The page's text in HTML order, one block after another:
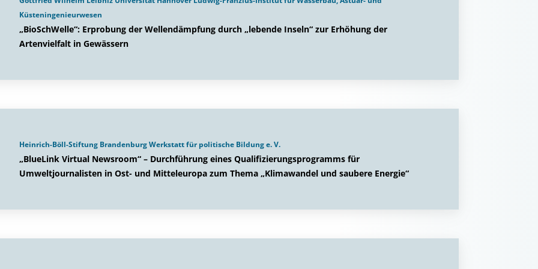
Küsteningenieurwesen
„BioSchWelle“: Erprobung der Wellendämpfung durch „lebende Inseln“ zur Erhöhung der
Artenvielfalt in Gewässern
Heinrich-Böll-Stiftung Brandenburg Werkstatt für politische Bildung e. V.
„BlueLink Virtual Newsroom“ – Durchführung eines Qualifizierungsprogramms für
Umweltjournalisten in Ost- und Mitteleuropa zum Thema „Klimawandel und saubere Energie“